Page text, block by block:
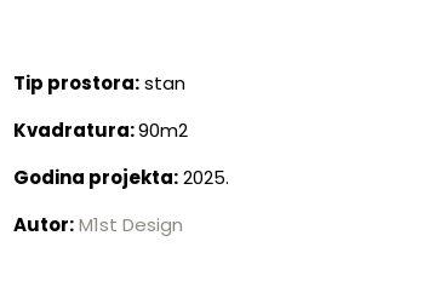
Tip prostora:stan
Kvadratura:90m2
Godina projekta:2025.
Autor: M1st Design